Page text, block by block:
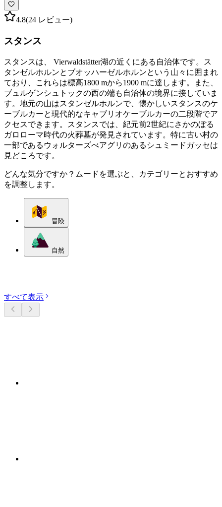
4.8(24 レビュー)
スタンス
スタンスは、 Vierwaldstätter湖の近くにある自治体です。ス
タンゼルホルンとブオッハーゼルホルンという山々に囲まれ
ており、これらは標高1800 mから1900 mに達します。また、
ブュルゲンシュトックの西の端も自治体の境界に接していま
す。地元の山はスタンゼルホルンで、懐かしいスタンスのケ
ーブルカーと現代的なキャブリオケーブルカーの二段階でア
クセスできます。スタンスでは、紀元前2世紀にさかのぼる
ガロローマ時代の火葬墓が発見されています。特に古い村の
一部であるウォルターズべアグリのあるシュミードガッセは
見どころです。
どんな気分ですか？ムードを選ぶと、カテゴリーとおすすめ
を調整します。
冒険
自然
すべて表示